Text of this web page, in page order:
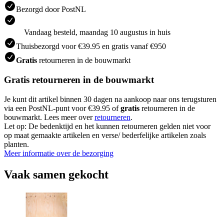
Bezorgd door PostNL
Vandaag besteld, maandag 10 augustus in huis
Thuisbezorgd voor €39.95 en gratis vanaf €950
Gratis retourneren in de bouwmarkt
Gratis retourneren in de bouwmarkt
Je kunt dit artikel binnen 30 dagen na aankoop naar ons terugsturen
via een PostNL-punt voor €39.95 ofgratis retourneren in de
bouwmarkt. Lees meer overretourneren.
Let op: De bedenktijd en het kunnen retourneren gelden niet voor
op maat gemaakte artikelen en verse/ bederfelijke artikelen zoals
planten.
Meer informatie over de bezorging
Vaak samen gekocht